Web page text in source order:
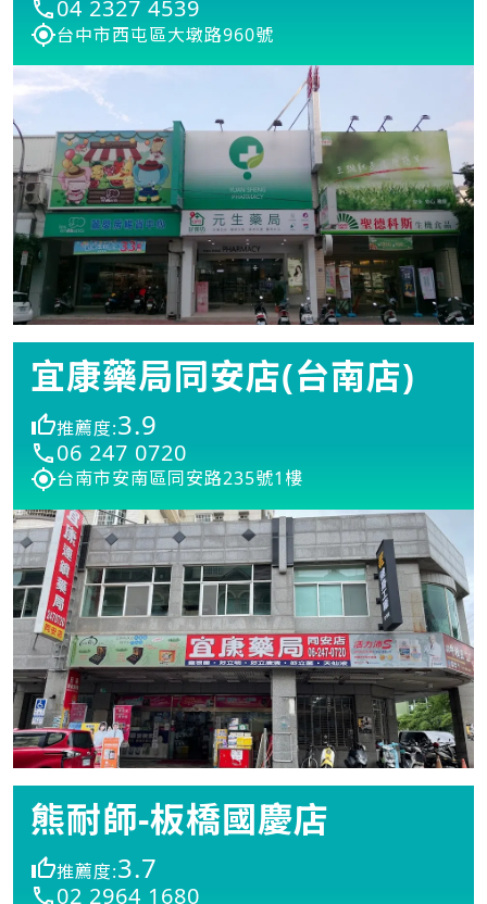
04 2327 4539
台中市西屯區大墩路960號
宜康藥局同安店(台南店)
推薦度:3.9
06 247 0720
台南市安南區同安路235號1樓
熊耐師-板橋國慶店
推薦度:3.7
02 2964 1680